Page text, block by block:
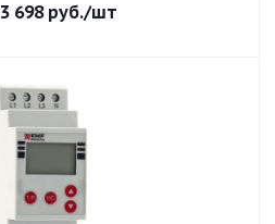
3 698 руб./шт